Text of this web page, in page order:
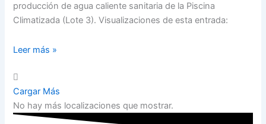
producción de agua caliente sanitaria de la Piscina
Climatizada (Lote 3). Visualizaciones de esta entrada:
Leer más »
Cargar Más
No hay más localizaciones que mostrar.